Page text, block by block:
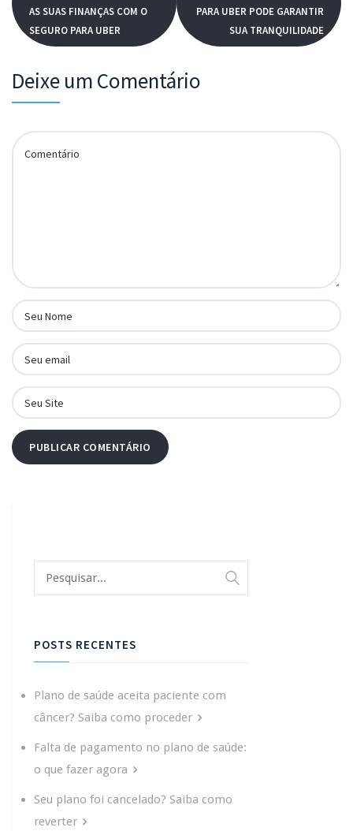
AS SUAS FINANÇAS COM O
SEGURO PARA UBER
PARA UBER PODE GARANTIR
SUA TRANQUILIDADE
Deixe um Comentário
POSTS RECENTES
Plano de saúde aceita paciente com
câncer? Saiba como proceder
Falta de pagamento no plano de saúde:
o que fazer agora
Seu plano foi cancelado? Saiba como
reverter